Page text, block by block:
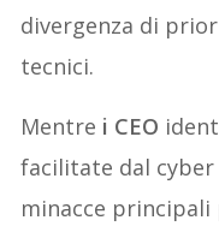
divergenza di
tecnici.
Mentre i CEO
facilitate dal cyber
minacce